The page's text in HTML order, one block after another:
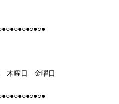
木曜日 金曜日